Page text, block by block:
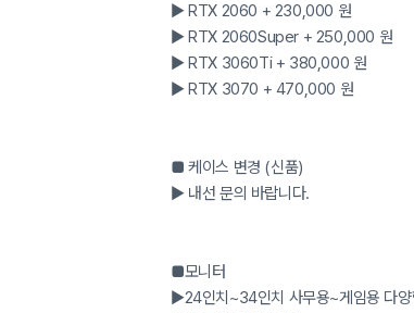
▶ RTX 2060 + 230,000 원
▶ RTX 2060Super + 250,000 원
▶ RTX 3060Ti + 380,000 원
▶ RTX 3070 + 470,000 원
■ 케이스 변경 (신품)
▶ 내선 문의 바랍니다.
■모니터
▶24인치~34인치 사무용~게임용 다양